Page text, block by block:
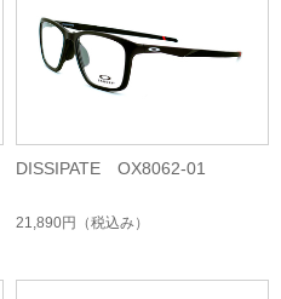
DISSIPATE OX8062-01
21,890円 （税込み）